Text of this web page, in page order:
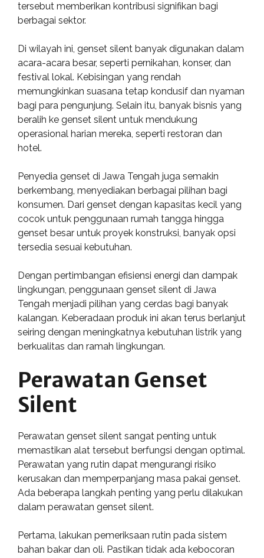
tersebut memberikan kontribusi signifikan bagi
berbagai sektor.
Di wilayah ini, genset silent banyak digunakan dalam
acara-acara besar, seperti pernikahan, konser, dan
festival lokal. Kebisingan yang rendah
memungkinkan suasana tetap kondusif dan nyaman
bagi para pengunjung. Selain itu, banyak bisnis yang
beralih ke genset silent untuk mendukung
operasional harian mereka, seperti restoran dan
hotel.
Penyedia genset di Jawa Tengah juga semakin
berkembang, menyediakan berbagai pilihan bagi
konsumen. Dari genset dengan kapasitas kecil yang
cocok untuk penggunaan rumah tangga hingga
genset besar untuk proyek konstruksi, banyak opsi
tersedia sesuai kebutuhan.
Dengan pertimbangan efisiensi energi dan dampak
lingkungan, penggunaan genset silent di Jawa
Tengah menjadi pilihan yang cerdas bagi banyak
kalangan. Keberadaan produk ini akan terus berlanjut
seiring dengan meningkatnya kebutuhan listrik yang
berkualitas dan ramah lingkungan.
Perawatan Genset
Silent
Perawatan genset silent sangat penting untuk
memastikan alat tersebut berfungsi dengan optimal.
Perawatan yang rutin dapat mengurangi risiko
kerusakan dan memperpanjang masa pakai genset.
Ada beberapa langkah penting yang perlu dilakukan
dalam perawatan genset silent.
Pertama, lakukan pemeriksaan rutin pada sistem
bahan bakar dan oli. Pastikan tidak ada kebocoran